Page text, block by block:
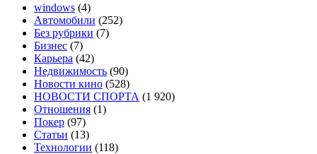
windows (4)
Автомобили (252)
Без рубрики (7)
Бизнес (7)
Карьера (42)
Недвижимость (90)
Новости кино (528)
НОВОСТИ СПОРТА (1 920)
Отношения (1)
Покер (97)
Статьи (13)
Технологии (118)